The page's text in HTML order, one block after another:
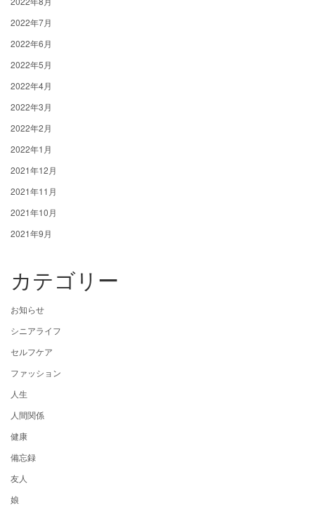
2022年7月
2022年6月
2022年5月
2022年4月
2022年3月
2022年2月
2022年1月
2021年12月
2021年11月
2021年10月
2021年9月
カテゴリー
お知らせ
シニアライフ
セルフケア
ファッション
人生
人間関係
健康
備忘録
友人
娘